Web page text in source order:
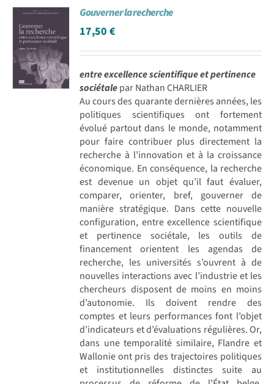
Achat en ligne
Panier WooCommerce
Gouverner la recherche
17,50€
entre excellence scientifique et pertinence
sociétalepar Nathan CHARLIER
Au cours des quarante dernières années, les
politiques scientifiques ont fortement
évolué partout dans le monde, notamment
pour faire contribuer plus directement la
recherche à l’innovation et à la croissance
économique. En conséquence, la recherche
est devenue un objet qu’il faut évaluer,
comparer, orienter, bref, gouverner de
manière stratégique. Dans cette nouvelle
configuration, entre excellence scientifique
et pertinence sociétale, les outils de
financement orientent les agendas de
recherche, les universités s’ouvrent à de
nouvelles interactions avec l’industrie et les
chercheurs disposent de moins en moins
d’autonomie. Ils doivent rendre des
comptes et leurs performances font l’objet
d’indicateurs et d’évaluations régulières. Or,
dans une temporalité similaire, Flandre et
Wallonie ont pris des trajectoires politiques
et institutionnelles distinctes suite au